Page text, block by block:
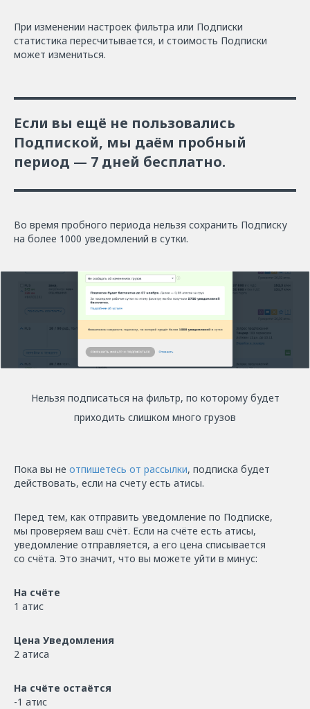
При изменении настроек фильтра или Подписки
статистика пересчитывается, и стоимость Подписки
может измениться.
Если вы ещё не пользовались
Подпиской, мы даём пробный
период — 7 дней бесплатно.
Во время пробного периода нельзя сохранить Подписку
на более 1000 уведомлений в сутки.
Нельзя подписаться на фильтр, по которому будет
приходить слишком много грузов
Пока вы не отпишетесь от рассылки, подписка будет
действовать, если на счету есть атисы.
Перед тем, как отправить уведомление по Подписке,
мы проверяем ваш счёт. Если на счёте есть атисы,
уведомление отправляется, а его цена списывается
со счёта. Это значит, что вы можете уйти в минус:
На счёте
1 атис
Цена Уведомления
2 атиса
На счёте остаётся
-1 атис